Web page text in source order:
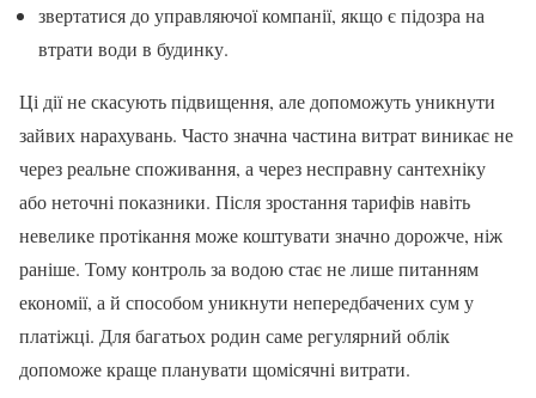
звертатися до управляючої компанії, якщо є підозра на
втрати води в будинку.
Ці дії не скасують підвищення, але допоможуть уникнути
зайвих нарахувань. Часто значна частина витрат виникає не
через реальне споживання, а через несправну сантехніку
або неточні показники. Після зростання тарифів навіть
невелике протікання може коштувати значно дорожче, ніж
раніше. Тому контроль за водою стає не лише питанням
економії, а й способом уникнути непередбачених сум у
платіжці. Для багатьох родин саме регулярний облік
допоможе краще планувати щомісячні витрати.